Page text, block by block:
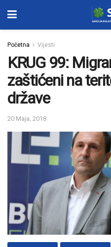
Početna Vijesti
KRUG 99:
zaštićeni na
države
20 Maja, 2018